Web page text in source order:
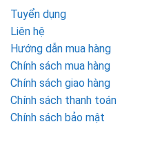
Tuyển dụng
Liên hệ
Hướng dẫn mua hàng
Chính sách mua hàng
Chính sách giao hàng
Chính sách thanh toán
Chính sách bảo mật